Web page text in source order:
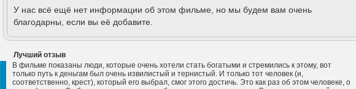
У нас всё ещё нет информации об этом фильме, но мы будем вам очень
благодарны, если вы её добавите.
Лучший отзыв
В фильме показаны люди, которые очень хотели стать богатыми и стремились к этому, вот
только путь к деньгам был очень извилистый и тернистый. И только тот человек (и,
соответственно, крест), который его выбрал, смог этого достичь. Это как раз об этом человеке, о